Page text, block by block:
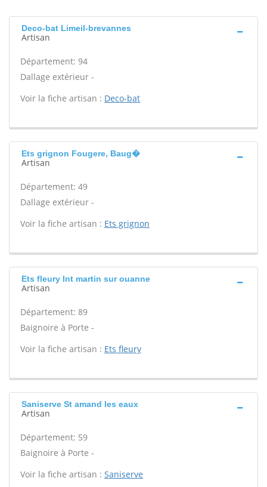
Deco-bat Limeil-brevannes
Artisan
Département: 94
Dallage extérieur -
Voir la fiche artisan : Deco-bat
Ets grignon Fougere, Baug�
Artisan
Département: 49
Dallage extérieur -
Voir la fiche artisan : Ets grignon
Ets fleury Int martin sur ouanne
Artisan
Département: 89
Baignoire à Porte -
Voir la fiche artisan : Ets fleury
Saniserve St amand les eaux
Artisan
Département: 59
Baignoire à Porte -
Voir la fiche artisan : Saniserve